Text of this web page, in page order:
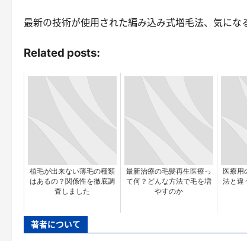
最新の技術が使用された編み込み式増毛法、気にな
Related posts:
植毛が出来ない薄毛の種類
はあるの？関係性を徹底調
査しました
最新治療の毛髪再生医療っ
て何？どんな方法で毛を増
やすのか
医療用
法と違
著者について